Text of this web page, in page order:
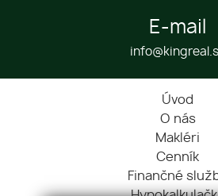
E-mail
Úvod
O nás
Makléri
Cenník
Finančné